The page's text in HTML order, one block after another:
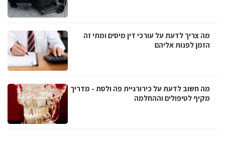
מה צריך לדעת על עורכי דין מיסים ומתי זה
הזמן לפנות אליהם
מה חשוב לדעת על כירורגיית פה ולסת - מדריך
מקיף לטיפולים וההחלמה